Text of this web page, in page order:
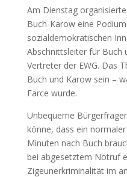
Am Dienstag
Buch-Karow eine
sozialdemokratischen
Abschnittsleiter für Buch
Vertreter der EWG. Das
Buch und Karow sein –
Farce wurde.
Unbequeme
könne, dass ein
Minuten nach Buch
bei abgesetztem Notruf
Zigeunerkriminalität im